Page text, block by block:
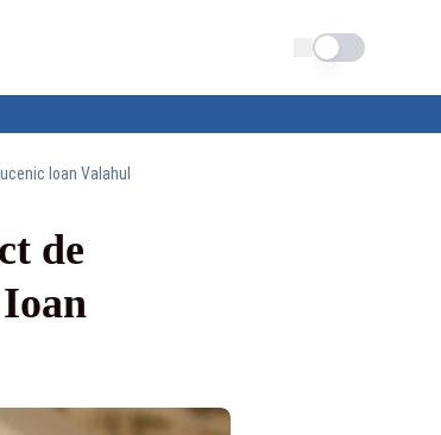
Schimba tema
Ioan Valahul
de